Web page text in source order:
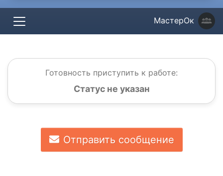
МастерОк
Готовность приступить к работе:
Статус не указан
Отправить сообщение